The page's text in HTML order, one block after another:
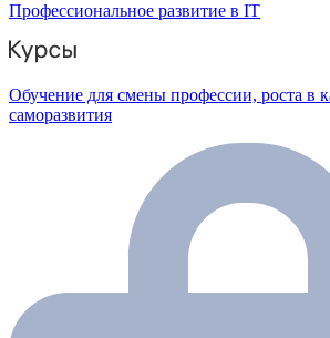
Профессиональное развитие в IT
Обучение для смены профессии, роста в
саморазвития